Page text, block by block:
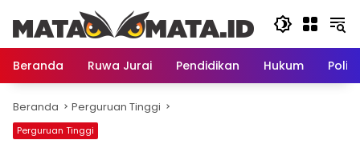
konten
Beranda
Ruwa Jurai Pendidikan Hukum
Beranda Perguruan Tinggi
Perguruan Tinggi